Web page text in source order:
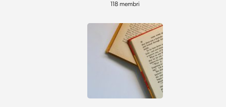
118 membri